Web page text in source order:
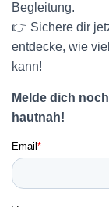
Begleitung.
👉 Sichere dir
entdecke, wie
kann!
Melde dich
hautnah!